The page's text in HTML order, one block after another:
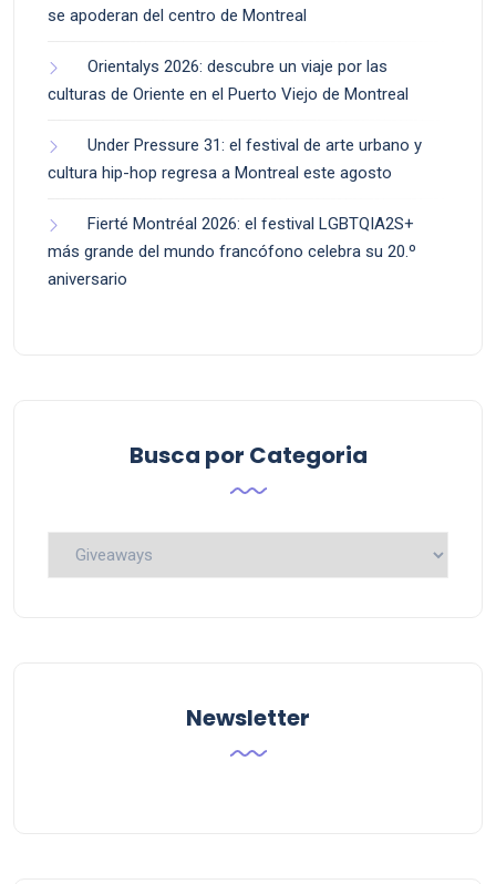
se apoderan del centro de Montreal
Orientalys 2026: descubre un viaje por las
culturas de Oriente en el Puerto Viejo de Montreal
Under Pressure 31: el festival de arte urbano y
cultura hip-hop regresa a Montreal este agosto
Fierté Montréal 2026: el festival LGBTQIA2S+
más grande del mundo francófono celebra su 20.º
aniversario
Busca por Categoria
Busca
Newsletter